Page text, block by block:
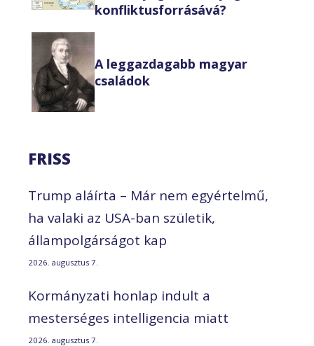
konfliktusforrásává?
A leggazdagabb magyar
családok
FRISS
Trump aláírta – Már nem egyértelmű,
ha valaki az USA-ban születik,
állampolgárságot kap
2026. augusztus 7.
Kormányzati honlap indult a
mesterséges intelligencia miatt
2026. augusztus 7.